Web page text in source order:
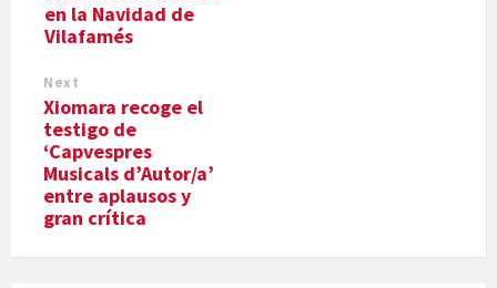
en la Navidad de
Vilafamés
Next
Xiomara recoge el
testigo de
‘Capvespres
Musicals d’Autor/a’
entre aplausos y
gran crítica